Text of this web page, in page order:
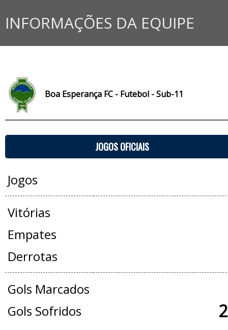
INFORMAÇÕES DA EQUIPE
Boa Esperança FC - Futebol - Sub-11
JOGOS OFICIAIS
Jogos
Vitórias
Empates
Derrotas
Gols Marcados
Gols Sofridos